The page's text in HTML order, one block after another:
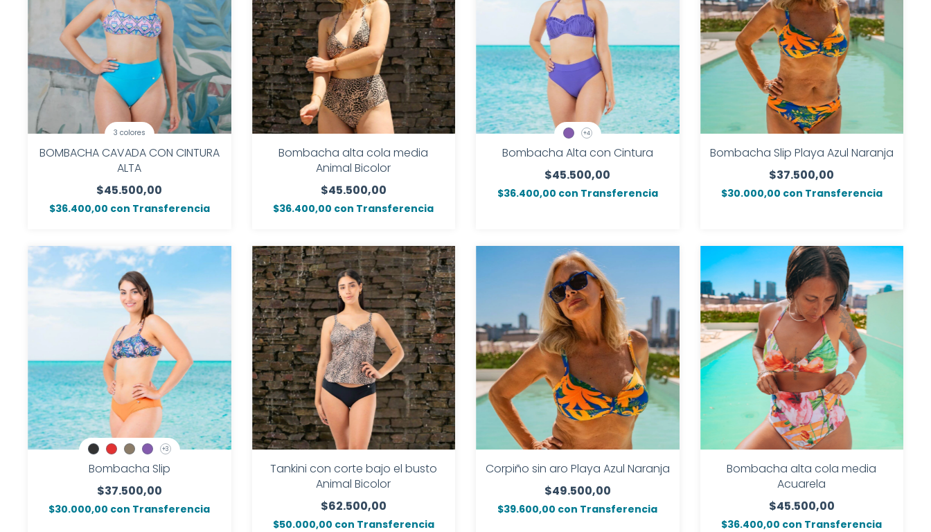
3 colores
BOMBACHA CAVADA CON CINTURA
ALTA
$45.500,00
$36.400,00 con Transferencia
Bombacha alta cola media
Animal Bicolor
$45.500,00
$36.400,00 con Transferencia
+4
Bombacha Alta con Cintura
$45.500,00
$36.400,00 con Transferencia
Bombacha Slip Playa Azul Naranja
$37.500,00
$30.000,00 con Transferencia
+3
Bombacha Slip
$37.500,00
$30.000,00 con Transferencia
Tankini con corte bajo el busto
Animal Bicolor
$62.500,00
$50.000,00 con Transferencia
Corpiño sin aro Playa Azul Naranja
$49.500,00
$39.600,00 con Transferencia
Bombacha alta cola media
Acuarela
$45.500,00
$36.400,00 con Transferencia